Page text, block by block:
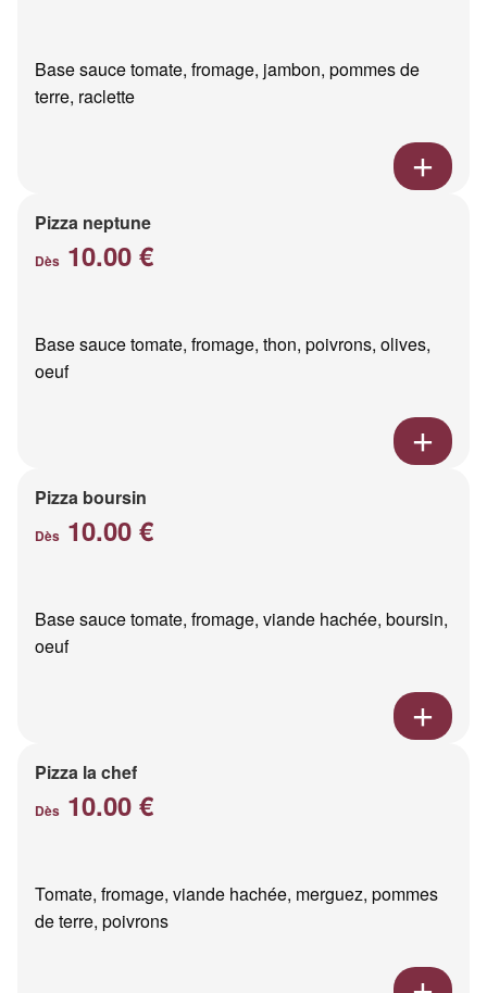
Base sauce tomate, fromage, jambon, pommes de
terre, raclette
Pizza neptune
Dès 10.00 €
Base sauce tomate, fromage, thon, poivrons, olives,
oeuf
Pizza boursin
Dès 10.00 €
Base sauce tomate, fromage, viande hachée, boursin,
oeuf
Pizza la chef
Dès 10.00 €
Tomate, fromage, viande hachée, merguez, pommes
de terre, poivrons